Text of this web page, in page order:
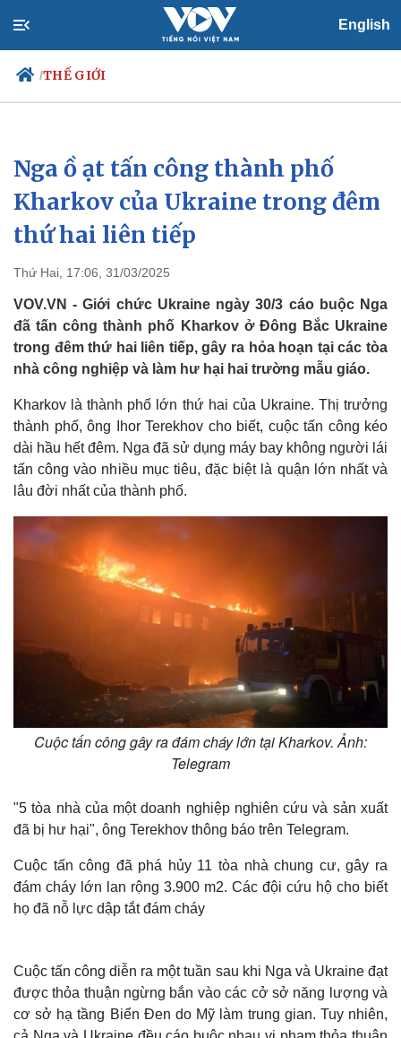
English
/THẾ GIỚI
Chính trị
Đảng
Tổ chức nhân sự
Quốc hội
Xã hội
Tin 24h
Dự báo thời tiết
Nga ồ ạt tấn công thành phố
Kharkov của Ukraine trong đêm
thứ hai liên tiếp
Thứ Hai, 17:06, 31/03/2025
VOV.VN - Giới chức Ukraine ngày 30/3 cáo buộc Nga
đã tấn công thành phố Kharkov ở Đông Bắc Ukraine
trong đêm thứ hai liên tiếp, gây ra hỏa hoạn tại các tòa
nhà công nghiệp và làm hư hại hai trường mẫu giáo.
Kharkov là thành phố lớn thứ hai của Ukraine. Thị trưởng
thành phố, ông Ihor Terekhov cho biết, cuộc tấn công kéo
dài hầu hết đêm. Nga đã sử dụng máy bay không người lái
tấn công vào nhiều mục tiêu, đặc biệt là quận lớn nhất và
lâu đời nhất của thành phố.
Cuộc tấn công gây ra đám cháy lớn tại Kharkov. Ảnh:
Telegram
"5 tòa nhà của một doanh nghiệp nghiên cứu và sản xuất
đã bị hư hại", ông Terekhov thông báo trên Telegram.
Cuộc tấn công đã phá hủy 11 tòa nhà chung cư, gây ra
đám cháy lớn lan rộng 3.900 m2. Các đội cứu hộ cho biết
họ đã nỗ lực dập tắt đám cháy
Cuộc tấn công diễn ra một tuần sau khi Nga và Ukraine đạt
được thỏa thuận ngừng bắn vào các cở sở năng lượng và
cơ sở hạ tầng Biển Đen do Mỹ làm trung gian. Tuy nhiên,